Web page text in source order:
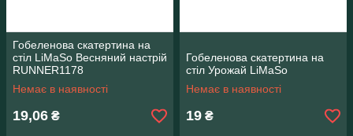
Гобеленова скатертина на
стіл LiMaSo Весняний настрій
RUNNER1178
Немає в наявності
19,06 ₴
Гобеленова скатертина на
стіл Урожай LiMaSo
Немає в наявності
19 ₴